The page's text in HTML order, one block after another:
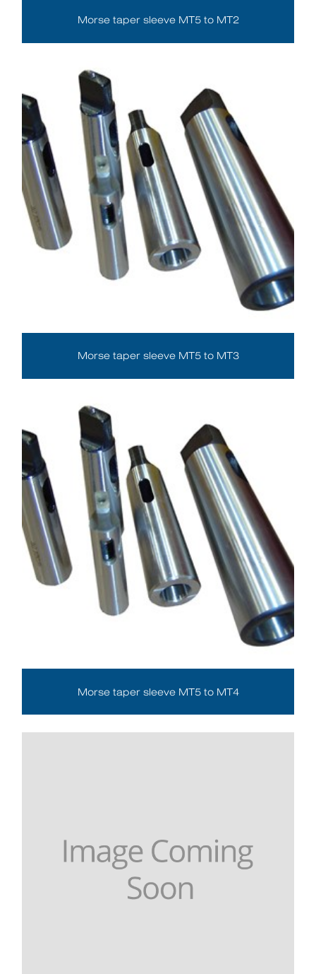
Morse taper sleeve MT5 to MT2
Morse taper sleeve MT5 to MT3
Morse taper sleeve MT5 to MT4